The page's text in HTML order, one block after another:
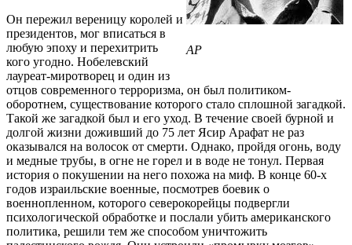
AP
Он пережил вереницу королей и
президентов, мог вписаться в
любую эпоху и перехитрить
кого угодно. Нобелевский
лауреат-миротворец и один из
отцов современного терроризма, он был политиком-
оборотнем, существование которого стало сплошной загадкой.
Такой же загадкой был и его уход. В течение своей бурной и
долгой жизни доживший до 75 лет Ясир Арафат не раз
оказывался на волосок от смерти. Однако, пройдя огонь, воду
и медные трубы, в огне не горел и в воде не тонул. Первая
история о покушении на него похожа на миф. В конце 60-х
годов израильские военные, посмотрев боевик о
военнопленном, которого северокорейцы подвергли
психологической обработке и послали убить американского
политика, решили тем же способом уничтожить